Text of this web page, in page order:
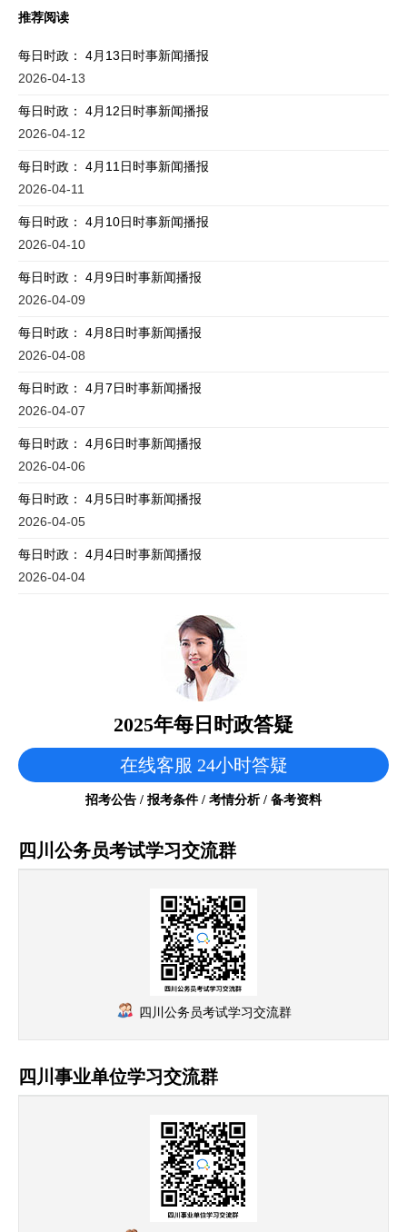
推荐阅读
每日时政： 4月13日时事新闻播报
2026-04-13
每日时政： 4月12日时事新闻播报
2026-04-12
每日时政： 4月11日时事新闻播报
2026-04-11
每日时政： 4月10日时事新闻播报
2026-04-10
每日时政： 4月9日时事新闻播报
2026-04-09
每日时政： 4月8日时事新闻播报
2026-04-08
每日时政： 4月7日时事新闻播报
2026-04-07
每日时政： 4月6日时事新闻播报
2026-04-06
每日时政： 4月5日时事新闻播报
2026-04-05
每日时政： 4月4日时事新闻播报
2026-04-04
2025年每日时政答疑
在线客服 24小时答疑
招考公告 / 报考条件 / 考情分析 / 备考资料
四川公务员考试学习交流群
四川公务员考试学习交流群
四川事业单位学习交流群